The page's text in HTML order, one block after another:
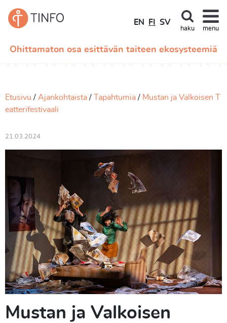
Ohittamaton osa esittävän taiteen ekosysteemiä
EN FI SV
haku menu
Etusivu Ajankohtaista Tapahtumia
Mustan ja Valkoisen T
eatterifestivaali
21.03.2024
Mustan ja Valkoisen